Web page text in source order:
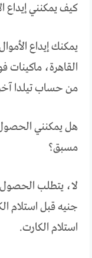
كيف يمكنني إيداع
يمكنك إيداع
القاهرة، ماكينات
من حساب تيلدا
هل يمكنني الحصول
مسبق؟
جنيه قبل استلام
استلام الكارت.